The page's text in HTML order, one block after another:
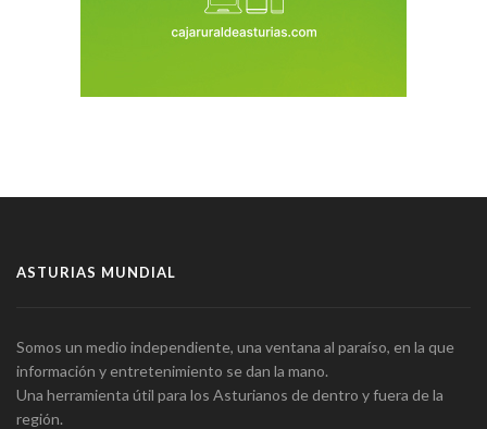
ASTURIAS MUNDIAL
Somos un medio independiente, una ventana al paraíso, en la que
información y entretenimiento se dan la mano.
Una herramienta útil para los Asturianos de dentro y fuera de la
región.